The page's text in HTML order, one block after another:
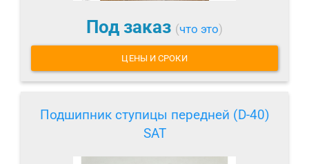
Под заказ (что это)
ЦЕНЫ И СРОКИ
Подшипник ступицы передней (D-40)
SAT